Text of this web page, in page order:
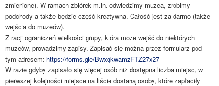
zmienione). W ramach zbiórek m.in. odwiedzimy muzea, zrobimy
podchody a także będzie część kreatywna. Całość jest za darmo (także
wejścia do muzeów).
Z racji ograniczeń wielkości grupy, która może wejść do niektórych
muzeów, prowadzimy zapisy. Zapisać się można przez formularz pod
tym adresem: https://forms.gle/BwxqkwamzFTZ27x27
W razie gdyby zapisało się więcej osób niż dostępna liczba miejsc, w
pierwszej kolejności miejsce na liście dostaną osoby, które zapłaciły